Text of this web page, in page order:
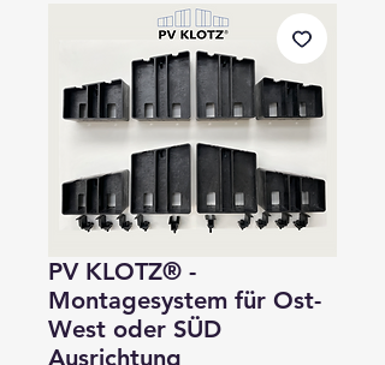
PV KLOTZ® -
Montagesystem für Ost-
West oder SÜD
Ausrichtung